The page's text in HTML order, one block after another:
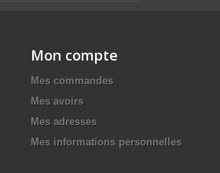
Mon compte
Mes commandes
Mes avoirs
Mes adresses
Mes informations personnelles